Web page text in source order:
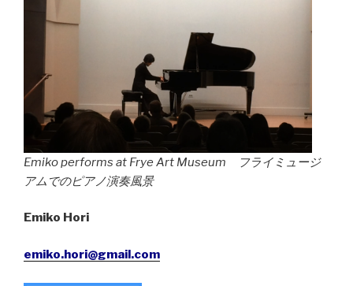
Emiko performs at Frye Art Museum フライミュージ
アムでのピアノ演奏風景
Emiko Hori
emiko.hori@gmail.com